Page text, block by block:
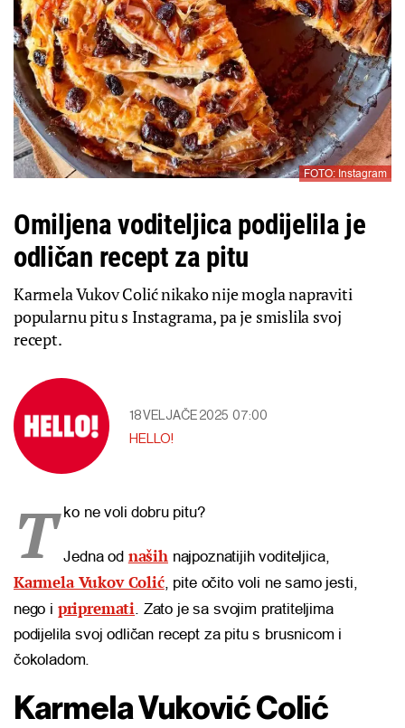
FOTO: Instagram
Omiljena voditeljica podijelila je
odličan recept za pitu
Karmela Vukov Colić nikako nije mogla napraviti
popularnu pitu s Instagrama, pa je smislila svoj
recept.
18 VELJAČE 2025 07:00
HELLO!
T ko ne voli dobru pitu?
Jedna od našihnajpoznatijih voditeljica,
Karmela Vukov Colić, pite očito voli ne samo jesti,
nego i pripremati. Zato je sa svojim pratiteljima
podijelila svoj odličan recept za pitu s brusnicom i
čokoladom.
Karmela Vuković Colić